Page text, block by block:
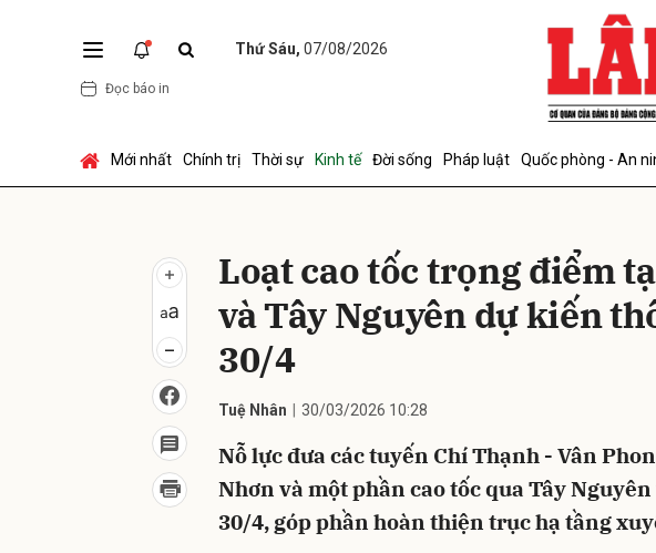
Thứ Sáu, 07/08/2026
Đọc báo in
Mới nhất Chính trị Thời sự Kinh tế Đời sống Pháp luật Quốc phòng - An
Loạt cao tốc trọng điểm
và Tây Nguyên dự kiến
30/4
Tuệ Nhân 30/03/2026 10:28
Nỗ lực đưa các tuyến Chí Thạnh - Vân
Nhơn và một phần cao tốc qua Tây
30/4, góp phần hoàn thiện trục hạ tầng
Gửi bình luận